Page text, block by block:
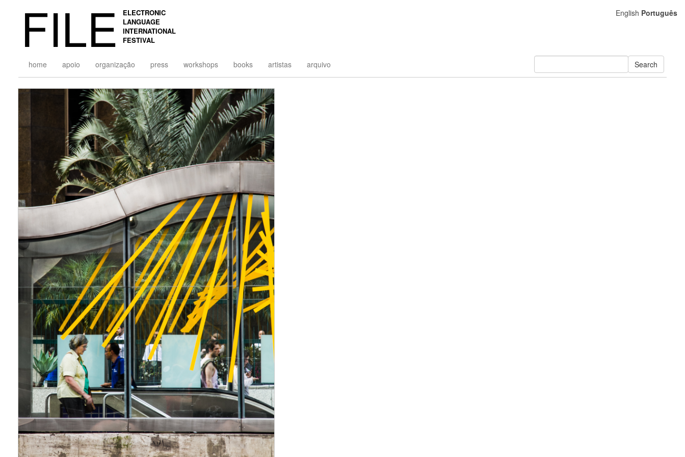
FILE
ELECTRONIC
LANGUAGE
INTERNATIONAL
FESTIVAL
home apoio organização press workshops books artistas arquivo Search
English Português